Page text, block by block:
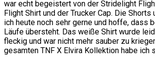
war echt begeistert von der Stridelight
Flight Shirt und der Trucker Cap. Die Shorts
ich heute noch sehr gerne und hoffe, dass
Läufe übersteht. Das weiße Shirt wurde
fleckig und war nicht mehr sauber zu
gesamten TNF X Elvira Kollektion habe ich